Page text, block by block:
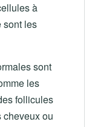
à
sont les
sont
les
follicules
cheveux ou